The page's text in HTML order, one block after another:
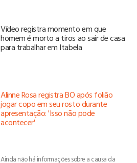
Vídeo registra momento em que
homem é morto a tiros ao sair de casa
para trabalhar em Itabela
Alinne Rosa registra BO após folião
jogar copo em seu rosto durante
apresentação: 'Isso não pode
acontecer'
Ainda não há informações sobre a causa da